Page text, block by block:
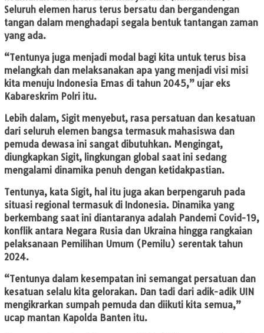
Seluruh elemen harus terus bersatu dan bergandengan
tangan dalam menghadapi segala bentuk tantangan zaman
yang ada.
“Tentunya juga menjadi modal bagi kita untuk terus bisa
melangkah dan melaksanakan apa yang menjadi visi misi
kita menuju Indonesia Emas di tahun 2045,” ujar eks
Kabareskrim Polri itu.
Lebih dalam, Sigit menyebut, rasa persatuan dan kesatuan
dari seluruh elemen bangsa termasuk mahasiswa dan
pemuda dewasa ini sangat dibutuhkan. Mengingat,
diungkapkan Sigit, lingkungan global saat ini sedang
mengalami dinamika penuh dengan ketidakpastian.
Tentunya, kata Sigit, hal itu juga akan berpengaruh pada
situasi regional termasuk di Indonesia. Dinamika yang
berkembang saat ini diantaranya adalah Pandemi Covid-19,
konflik antara Negara Rusia dan Ukraina hingga rangkaian
pelaksanaan Pemilihan Umum (Pemilu) serentak tahun
2024.
“Tentunya dalam kesempatan ini semangat persatuan dan
kesatuan selalu kita gelorakan. Dan tadi dari adik-adik UIN
mengikrarkan sumpah pemuda dan diikuti kita semua,”
ucap mantan Kapolda Banten itu.